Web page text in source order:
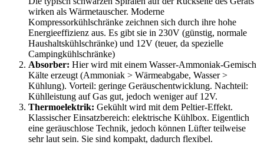
wirken als Wärmetauscher. Moderne
Kompressorkühlschränke zeichnen sich durch ihre hohe
Energieeffizienz aus. Es gibt sie in 230V (günstig, normale
Haushaltskühlschränke) und 12V (teuer, da spezielle
Campingkühlschränke)
Absorber: Hier wird mit einem Wasser-Ammoniak-Gemisch
Kälte erzeugt (Ammoniak > Wärmeabgabe, Wasser >
Kühlung). Vorteil: geringe Geräuschentwicklung. Nachteil:
Kühlleistung auf Gas gut, jedoch weniger auf 12V.
Thermoelektrik: Gekühlt wird mit dem Peltier-Effekt.
Klassischer Einsatzbereich: elektrische Kühlbox. Eigentlich
eine geräuschlose Technik, jedoch können Lüfter teilweise
sehr laut sein. Sie sind kompakt, dadurch flexibel.